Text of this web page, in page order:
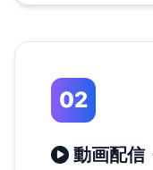
02
動画配信